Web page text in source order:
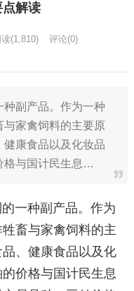
解读
读(1,810) 评论(0)
副产品。作为一种
家禽饲料的主要原
康食品以及化妆品
格与国计民生息…
一种副产品。作为
畜与家禽饲料的主
、健康食品以及化
价格与国计民生息